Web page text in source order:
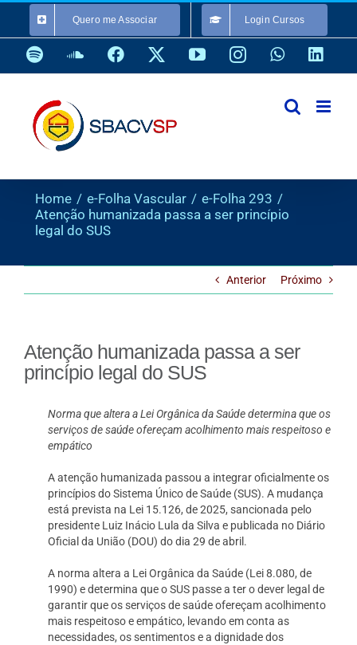
o
conteúdo
Quero me Associar Login Cursos
SpotifySoundCloud
Facebook YouTubeInstagramWhatsApp
Home e-Folha Vascular
e-Folha 293
Atenção humanizada passa a ser princípio
legal do SUS
Anterior Próximo
Atenção humanizada passa a ser
princípio legal do SUS
Norma que altera a Lei Orgânica da Saúde determina que os
serviços de saúde ofereçam acolhimento mais respeitoso e
empático
A atenção humanizada passou a integrar oficialmente os
princípios do Sistema Único de Saúde (SUS). A mudança
está prevista na Lei 15.126, de 2025, sancionada pelo
presidente Luiz Inácio Lula da Silva e publicada no Diário
Oficial da União (DOU) do dia 29 de abril.
A norma altera a Lei Orgânica da Saúde (Lei 8.080, de
1990) e determina que o SUS passe a ter o dever legal de
garantir que os serviços de saúde ofereçam acolhimento
mais respeitoso e empático, levando em conta as
necessidades, os sentimentos e a dignidade dos